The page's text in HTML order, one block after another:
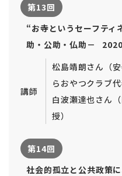
第13回
“お寺というセーフティ
助・公助・仏助－
講師
松島靖朗さん（
らおやつクラブ代
白波瀬達也さん
授）
第14回
社会的孤立と公共政策